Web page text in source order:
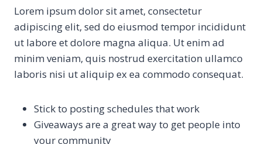
Lorem ipsum dolor sit amet, consectetur
adipiscing elit, sed do eiusmod tempor incididunt
ut labore et dolore magna aliqua. Ut enim ad
minim veniam, quis nostrud exercitation ullamco
laboris nisi ut aliquip ex ea commodo consequat.
Stick to posting schedules that work
Giveaways are a great way to get people into
your community